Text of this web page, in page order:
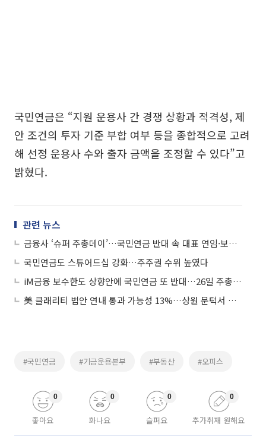
국민연금은 “지원 운용사 간 경쟁 상황과 적격성, 제
안 조건의 투자 기준 부합 여부 등을 종합적으로 고려
해 선정 운용사 수와 출자 금액을 조정할 수 있다”고
밝혔다.
관련 뉴스
금융사 ‘슈퍼 주총데이’…국민연금 반대 속 대표 연임·보수한도 쟁점
국민연금도 스튜어드십 강화…주주권 수위 높였다
iM금융 보수한도 상향안에 국민연금 또 반대…26일 주총 주목
美 클래리티 법안 연내 통과 가능성 13%…상원 문턱서 제동
#국민연금 #기금운용본부 #부동산 #오피스
좋아요
0
화나요
0
슬퍼요
0
추가취재 원해요
0